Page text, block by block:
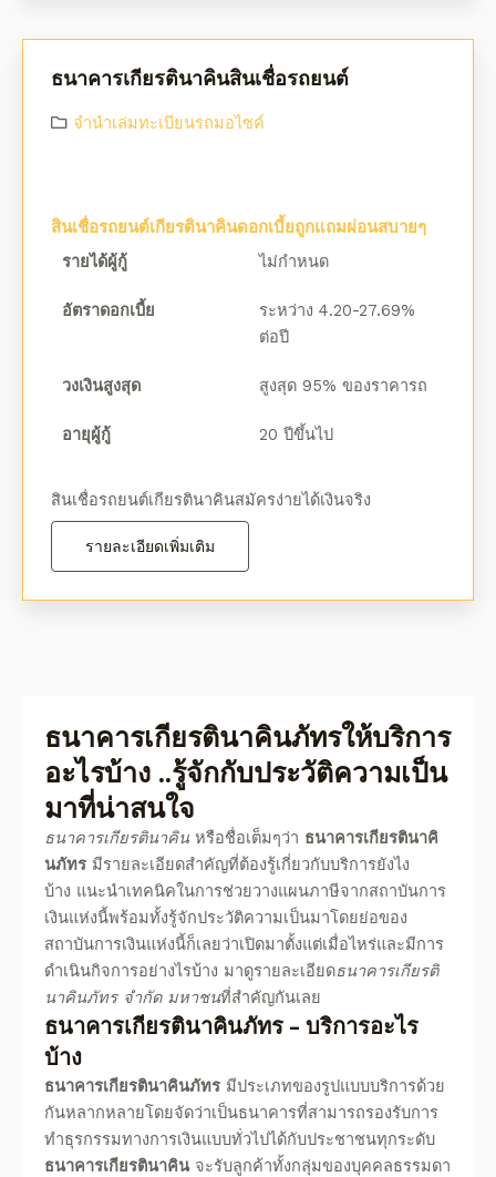
ธนาคารเกียรตินาคินสินเชื่อรถยนต์
จํานําเล่มทะเบียนรถมอไซค์
สินเชื่อรถยนต์เกียรตินาคินดอกเบี้ยถูกแถมผ่อนสบายๆ
รายได้ผู้กู้ ไม่กำหนด
อัตราดอกเบี้ย
ระหว่าง 4.20-27.69%
ต่อปี
วงเงินสูงสุด สูงสุด 95% ของราคารถ
อายุผู้กู้ 20 ปีขึ้นไป
สินเชื่อรถยนต์เกียรตินาคินสมัครง่ายได้เงินจริง
รายละเอียดเพิ่มเติม
ธนาคารเกียรตินาคินภัทรให้บริการ
อะไรบ้าง ..รู้จักกับประวัติความเป็น
มาที่น่าสนใจ
ธนาคารเกียรตินาคิน หรือชื่อเต็มๆว่า ธนาคารเกียรตินาคิ
นภัทร มีรายละเอียดสำคัญที่ต้องรู้เกี่ยวกับบริการยังไง
บ้าง แนะนำเทคนิคในการช่วยวางแผนภาษีจากสถาบันการ
เงินแห่งนี้พร้อมทั้งรู้จักประวัติความเป็นมาโดยย่อของ
สถาบันการเงินแห่งนี้ก็เลยว่าเปิดมาตั้งแต่เมื่อไหร่และมีการ
ดำเนินกิจการอย่างไรบ้าง มาดูรายละเอียดธนาคารเกียรติ
นาคินภัทร จํากัด มหาชนที่สำคัญกันเลย
ธนาคารเกียรตินาคินภัทร – บริการอะไร
บ้าง
ธนาคารเกียรตินาคินภัทร มีประเภทของรูปแบบบริการด้วย
กันหลากหลายโดยจัดว่าเป็นธนาคารที่สามารถรองรับการ
ทำธุรกรรมทางการเงินแบบทั่วไปได้กับประชาชนทุกระดับ
ธนาคารเกียรตินาคินจะรับลูกค้าทั้งกลุ่มของบุคคลธรรมดา